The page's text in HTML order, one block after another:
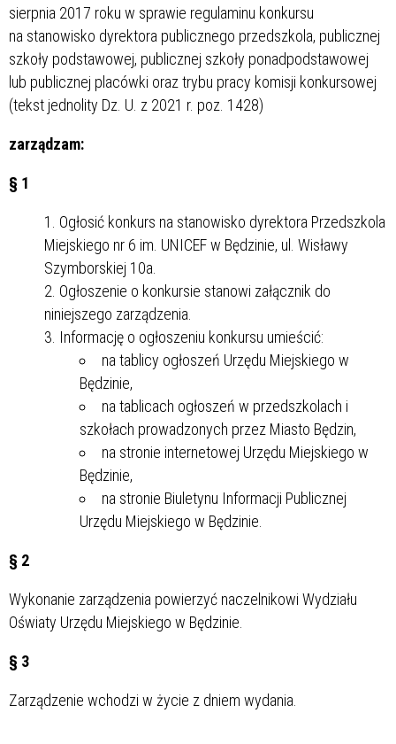
sierpnia 2017 roku w sprawie regulaminu konkursu
na stanowisko dyrektora publicznego przedszkola, publicznej
szkoły podstawowej, publicznej szkoły ponadpodstawowej
lub publicznej placówki oraz trybu pracy komisji konkursowej
(tekst jednolity Dz. U. z 2021 r. poz. 1428)
zarządzam:
§ 1
Ogłosić konkurs na stanowisko dyrektora Przedszkola
Miejskiego nr 6 im. UNICEF w Będzinie, ul. Wisławy
Szymborskiej 10a.
Ogłoszenie o konkursie stanowi załącznik do
niniejszego zarządzenia.
Informację o ogłoszeniu konkursu umieścić:
na tablicy ogłoszeń Urzędu Miejskiego w
Będzinie,
na tablicach ogłoszeń w przedszkolach i
szkołach prowadzonych przez Miasto Będzin,
na stronie internetowej Urzędu Miejskiego w
Będzinie,
na stronie Biuletynu Informacji Publicznej
Urzędu Miejskiego w Będzinie.
§ 2
Wykonanie zarządzenia powierzyć naczelnikowi Wydziału
Oświaty Urzędu Miejskiego w Będzinie.
§ 3
Zarządzenie wchodzi w życie z dniem wydania.